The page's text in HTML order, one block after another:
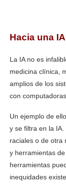
Hacia una
La IA no es
medicina clínica,
amplios de los
con
Un ejemplo de
y se filtra en la
raciales o de otra
y herramientas
herramientas
inequidades